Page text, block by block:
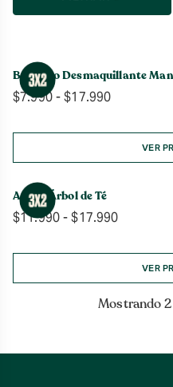
Bálsamo Desmaquillante
$7.990- $17.990Rango
precios:
desde
$7.990
VER
Aceite Árbol de Té
$11.990- $17.990Rango
precios:
desde
$11.990
hasta
VER
Mostrando